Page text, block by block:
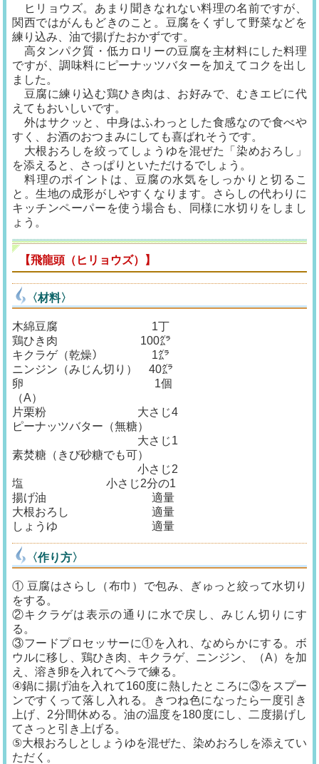
ヒリョウズ。あまり聞きなれない料理の名前ですが、
関西ではがんもどきのこと。豆腐をくずして野菜などを
練り込み、油で揚げたおかずです。
高タンパク質・低カロリーの豆腐を主材料にした料理
ですが、調味料にピーナッツバターを加えてコクを出し
ました。
豆腐に練り込む鶏ひき肉は、お好みで、むきエビに代
えてもおいしいです。
外はサクッと、中身はふわっとした食感なので食べや
すく、お酒のおつまみにしても喜ばれそうです。
大根おろしを絞ってしょうゆを混ぜた「染めおろし」
を添えると、さっぱりといただけるでしょう。
料理のポイントは、豆腐の水気をしっかりと切るこ
と。生地の成形がしやすくなります。さらしの代わりに
キッチンペーパーを使う場合も、同様に水切りをしまし
ょう。
【飛龍頭（ヒリョウズ）】
〈材料〉
木綿豆腐 1丁
鶏ひき肉 100㌘
キクラゲ（乾燥） 1㌘
ニンジン（みじん切り） 40㌘
卵 1個
（A）
片栗粉 大さじ4
ピーナッツバター（無糖）
大さじ1
素焚糖（きび砂糖でも可）
小さじ2
塩 小さじ2分の1
揚げ油 適量
大根おろし 適量
しょうゆ 適量
〈作り方〉
① 豆腐はさらし（布巾）で包み、ぎゅっと絞って水切り
をする。
②キクラゲは表示の通りに水で戻し、みじん切りにす
る。
③フードプロセッサーに①を入れ、なめらかにする。ボ
ウルに移し、鶏ひき肉、キクラゲ、ニンジン、（A）を加
え、溶き卵を入れてヘラで練る。
④鍋に揚げ油を入れて160度に熱したところに③をスプー
ンですくって落し入れる。きつね色になったら一度引き
上げ、2分間休める。油の温度を180度にし、二度揚げし
てさっと引き上げる。
⑤大根おろしとしょうゆを混ぜた、染めおろしを添えてい
ただく。